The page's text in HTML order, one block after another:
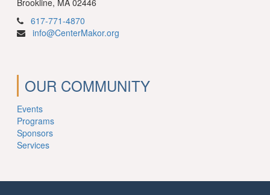
Brookline, MA 02446
617-771-4870
info@CenterMakor.org
OUR COMMUNITY
Events
Programs
Sponsors
Services